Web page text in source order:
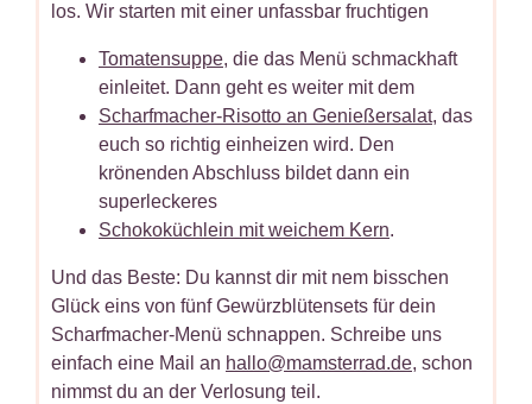
los. Wir starten mit einer unfassbar fruchtigen
Tomatensuppe, die das Menü schmackhaft
einleitet. Dann geht es weiter mit dem
Scharfmacher-Risotto an Genießersalat, das
euch so richtig einheizen wird. Den
krönenden Abschluss bildet dann ein
superleckeres
Schokoküchlein mit weichem Kern.
Und das Beste: Du kannst dir mit nem bisschen
Glück eins von fünf Gewürzblütensets für dein
Scharfmacher-Menü schnappen. Schreibe uns
einfach eine Mail an hallo@mamsterrad.de, schon
nimmst du an der Verlosung teil.